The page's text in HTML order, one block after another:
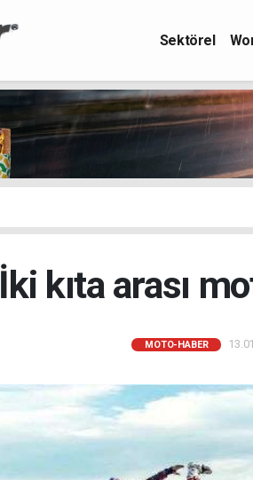
Sektörel
İki kıta arası
MOTO-HABER